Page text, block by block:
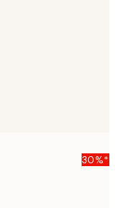
30%*